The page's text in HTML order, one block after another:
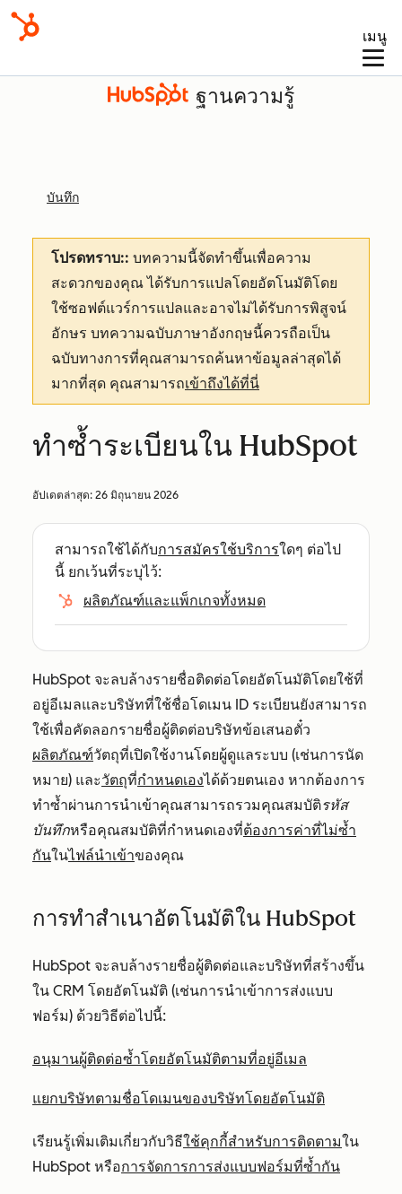
เมนู
ฐานความรู้
บันทึก
โปรดทราบ:: บทความนี้จัดทำขึ้นเพื่อความ
สะดวกของคุณได้รับการแปลโดยอัตโนมัติโดย
ใช้ซอฟต์แวร์การแปลและอาจไม่ได้รับการพิสูจน์
อักษร บทความฉบับภาษาอังกฤษนี้ควรถือเป็น
ฉบับทางการที่คุณสามารถค้นหาข้อมูลล่าสุดได้
มากที่สุด คุณสามารถเข้าถึงได้ที่นี่
ทำซ้ำระเบียนใน HubSpot
อัปเดตล่าสุด: 26 มิถุนายน 2026
สามารถใช้ได้กับการสมัครใช้บริการใดๆ ต่อไป
นี้ ยกเว้นที่ระบุไว้:
ผลิตภัณฑ์และแพ็กเกจทั้งหมด
HubSpot จะลบล้างรายชื่อติดต่อโดยอัตโนมัติโดยใช้ที่
อยู่อีเมลและบริษัทที่ใช้ชื่อโดเมน ID ระเบียนยังสามารถ
ใช้เพื่อคัดลอกรายชื่อผู้ติดต่อบริษัทข้อเสนอตั๋ว
ผลิตภัณฑ์วัตถุที่เปิดใช้งานโดยผู้ดูแลระบบ (เช่นการนัด
หมาย) และวัตถุที่กำหนดเองได้ด้วยตนเอง หากต้องการ
ทำซ้ำผ่านการนำเข้าคุณสามารถรวมคุณสมบัติรหัส
บันทึกหรือคุณสมบัติที่กำหนดเองที่ต้องการค่าที่ไม่ซ้ำ
กันในไฟล์นำเข้าของคุณ
การทำสำเนาอัตโนมัติใน HubSpot
HubSpot จะลบล้างรายชื่อผู้ติดต่อและบริษัทที่สร้างขึ้น
ใน CRM โดยอัตโนมัติ (เช่นการนำเข้าการส่งแบบ
ฟอร์ม) ด้วยวิธีต่อไปนี้:
อนุมานผู้ติดต่อซ้ำโดยอัตโนมัติตามที่อยู่อีเมล
แยกบริษัทตามชื่อโดเมนของบริษัทโดยอัตโนมัติ
เรียนรู้เพิ่มเติมเกี่ยวกับวิธีใช้คุกกี้สำหรับการติดตามใน
HubSpot หรือการจัดการการส่งแบบฟอร์มที่ซ้ำกัน